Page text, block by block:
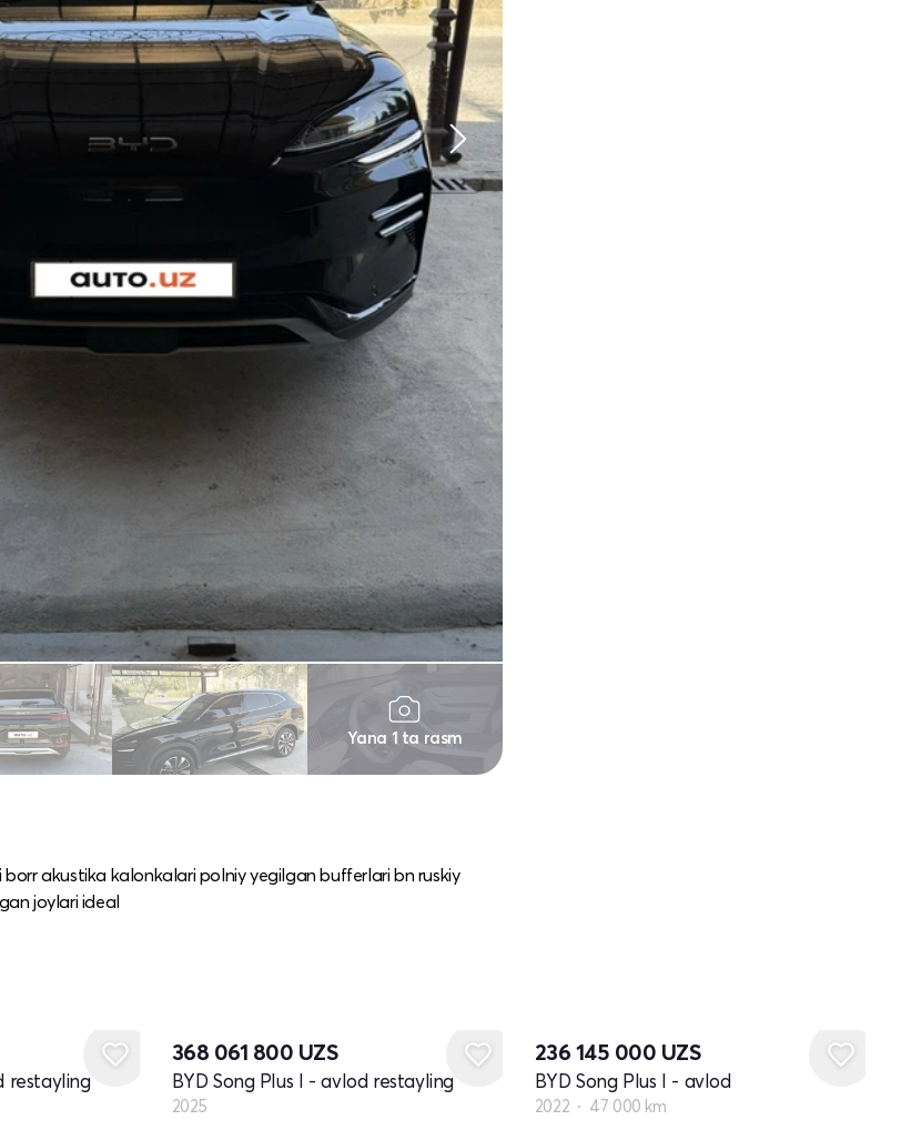
Yana 1 ta rasm
akustika kalonkalari polniy yegilgan bufferlari bn ruskiy
joylari ideal
restayling
368 061 800 UZS
BYD Song Plus I - avlod restayling
2025
236 145 000 UZS
BYD Song Plus I - avlod
2022 47 000 km